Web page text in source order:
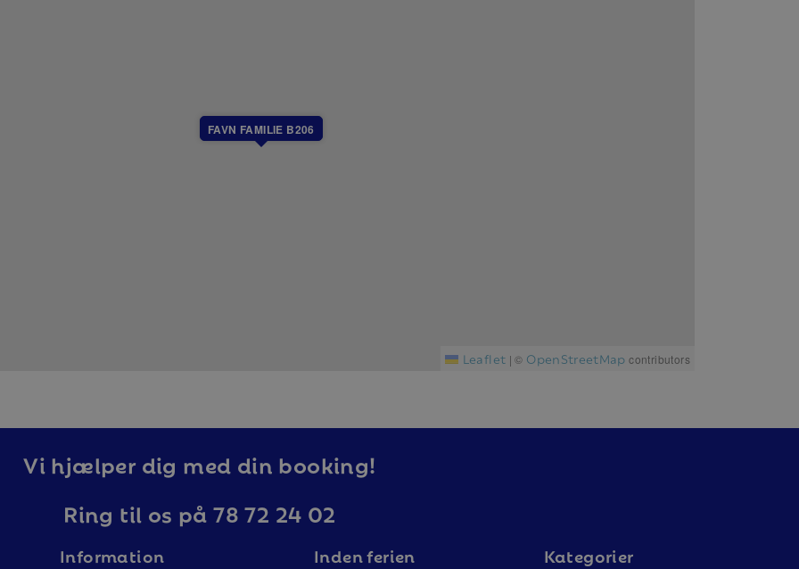
FAVN FAMILIE B206
Leaflet | © OpenStreetMap contributors
Vi hjælper dig med din booking!
Ring til os på 78 72 24 02
Information Inden ferien Kategorier